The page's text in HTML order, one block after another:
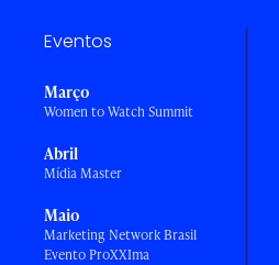
Eventos
Março
Women to Watch Summit
Abril
Mídia Master
Maio
Marketing Network Brasil
Evento ProXXIma